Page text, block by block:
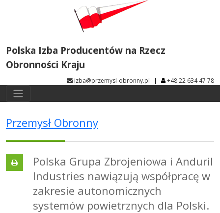
Polska Izba Producentów na Rzecz
Obronności Kraju
izba@przemysl-obronny.pl | +48 22 634 47 78
Przemysł Obronny
Polska Grupa Zbrojeniowa i Anduril
Industries nawiązują współpracę w
zakresie autonomicznych
systemów powietrznych dla Polski.